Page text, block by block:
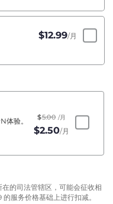
$12.99/月
体验。
$5.00 /月
$2.50/月
的司法管辖区，可能会征收相
的服务价格基础上进行扣减。